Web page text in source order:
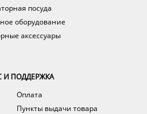
посуда
оборудование
аксессуары
И ПОДДЕРЖКА
Оплата
Пункты выдачи товара